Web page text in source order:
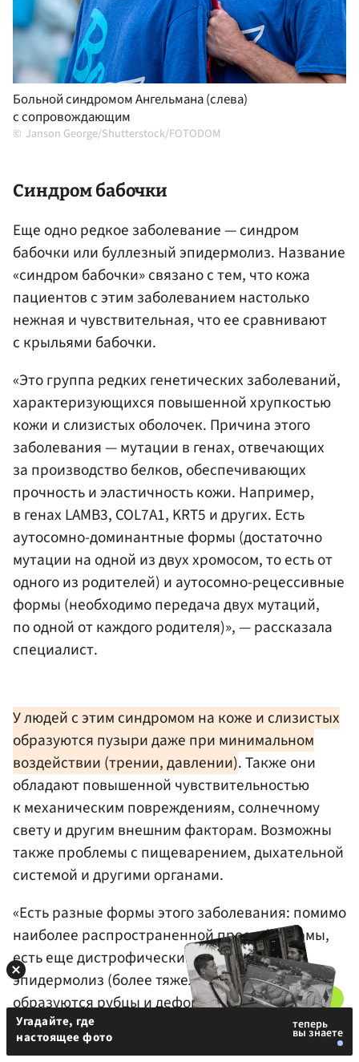
Больной синдромом Ангельмана (слева)
с сопровождающим
Janson George/Shutterstock/FOTODOM
Синдром бабочки
Еще одно редкое заболевание — синдром
бабочки или буллезный эпидермолиз. Название
«синдром бабочки» связано с тем, что кожа
пациентов с этим заболеванием настолько
нежная и чувствительная, что ее сравнивают
с крыльями бабочки.
«Это группа редких генетических заболеваний,
характеризующихся повышенной хрупкостью
кожи и слизистых оболочек. Причина этого
заболевания — мутации в генах, отвечающих
за производство белков, обеспечивающих
прочность и эластичность кожи. Например,
в генах LAMB3, COL7A1, KRT5 и других. Есть
аутосомно-доминантные формы (достаточно
мутации на одной из двух хромосом, то есть от
одного из родителей) и аутосомно-рецессивные
формы (необходимо передача двух мутаций,
по одной от каждого родителя)», — рассказала
специалист.
У людей с этим синдромом на коже и слизистых
образуются пузыри даже при минимальном
воздействии (трении, давлении). Также они
обладают повышенной чувствительностью
к механическим повреждениям, солнечному
свету и другим внешним факторам. Возможны
также проблемы с пищеварением, дыхательной
системой и другими органами.
«Есть разные формы этого заболевания: помимо
наиболее распространенной простой формы,
есть еще дистрофический буллезный
эпидермолиз (более тяжелая форма,
образуются рубцы и деформации кожи) и
синдром Киндлера (редкая форма, сочетающая
симптомы простого и дистрофического
Угадайте, где
настоящее фото